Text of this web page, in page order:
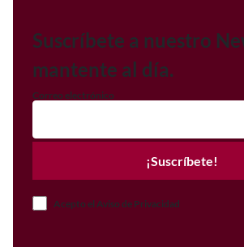
Suscríbete a nuestro
mantente al día.
Correo electrónico
¡Suscríbete!
Acepto el Aviso de Privacidad